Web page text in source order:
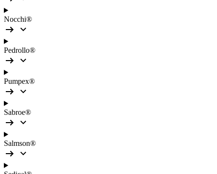
Nocchi®
Pedrollo®
Pumpex®
Sabroe®
Salmson®